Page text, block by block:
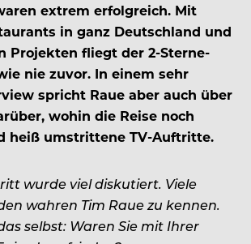
extrem erfolgreich. Mit
in ganz Deutschland und
Projekten fliegt der 2-Sterne-
nie zuvor. In einem sehr
spricht Raue aber auch über
wohin die Reise noch
heiß umstrittene TV-Auftritte.
wurde viel diskutiert. Viele
wahren Tim Raue zu kennen.
selbst: Waren Sie mit Ihrer